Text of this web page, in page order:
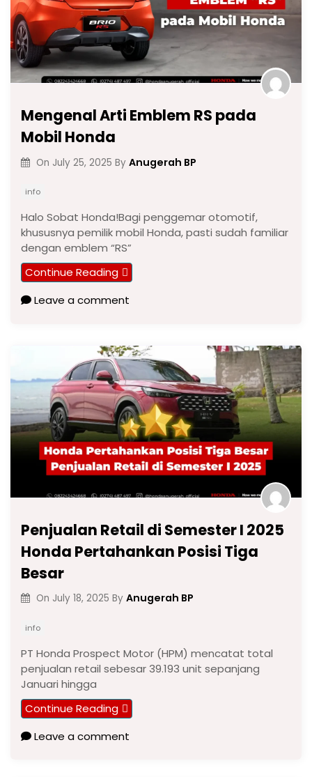
Mengenal Arti Emblem RS pada
Mobil Honda
On July 25, 2025 By Anugerah BP
info
Halo Sobat Honda!Bagi penggemar otomotif,
khususnya pemilik mobil Honda, pasti sudah familiar
dengan emblem “RS”
Continue Reading
Leave a comment
Penjualan Retail di Semester I 2025
Honda Pertahankan Posisi Tiga
Besar
On July 18, 2025 By Anugerah BP
info
PT Honda Prospect Motor (HPM) mencatat total
penjualan retail sebesar 39.193 unit sepanjang
Januari hingga
Continue Reading
Leave a comment